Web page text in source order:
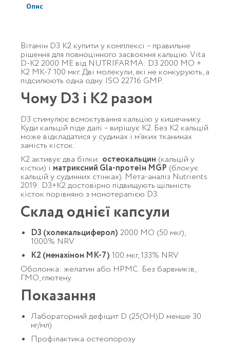
Опис
Вітамін D3 K2 купити у комплексі – правильне
рішення для повноцінного засвоєння кальцію. Vita
D-K2 2000 ME від NUTRIFARMA: D3 2000 МО +
K2 MK-7 100 мкг. Дві молекули, які не конкурують, а
підсилюють одна одну. ISO 22716 GMP.
Чому D3 і K2 разом
D3 стимулює всмоктування кальцію у кишечнику.
Куди кальцій піде далі – вирішує K2. Без K2 кальцій
може відкладатися у судинах і м’яких тканинах
замість кісток.
K2 активує два білки: остеокальцин (кальцій у
кістки) і матриксний Gla-протеїн MGP (блокує
кальцій у судинних стінках). Мета-аналіз Nutrients
2019: D3+K2 достовірно підвищують щільність
кісток порівняно з монотерапією D3.
Склад однієї капсули
D3 (холекальциферол) 2000 МО (50 мкг),
1000% NRV
K2 (менахінон MK-7) 100 мкг, 133% NRV
Оболонка: желатин або HPMC. Без барвників,
ГМО, глютену.
Показання
Лабораторний дефіцит D (25(OH)D менше 30
нг/мл)
Профілактика остеопорозу